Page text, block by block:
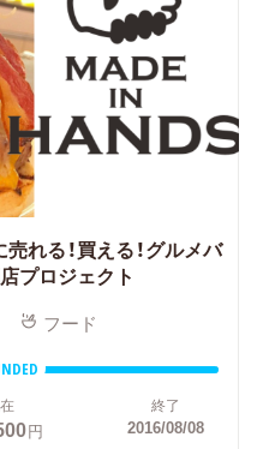
れる！買える！グルメバ
プロジェクト
フード
円
終了
2016/08/08